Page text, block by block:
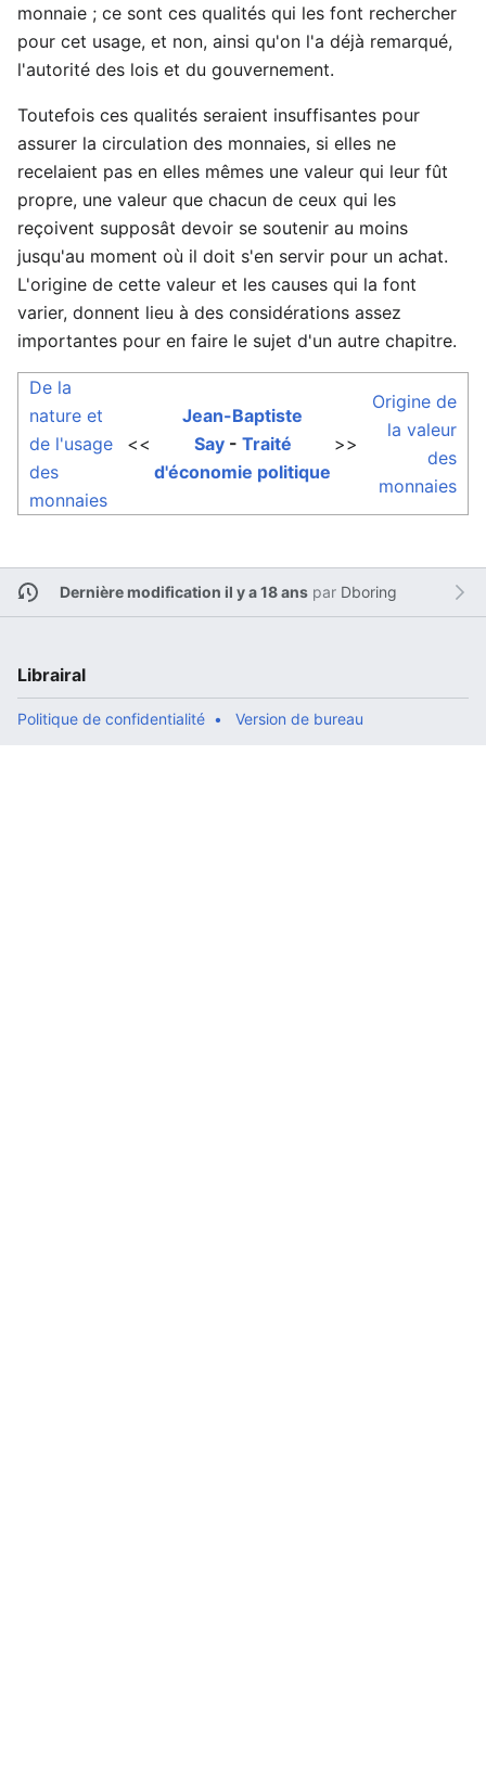
monnaie ; ce sont ces qualités qui les font rechercher
pour cet usage, et non, ainsi qu'on l'a déjà remarqué,
l'autorité des lois et du gouvernement.
Toutefois ces qualités seraient insuffisantes pour
assurer la circulation des monnaies, si elles ne
recelaient pas en elles mêmes une valeur qui leur fût
propre, une valeur que chacun de ceux qui les
reçoivent supposât devoir se soutenir au moins
jusqu'au moment où il doit s'en servir pour un achat.
L'origine de cette valeur et les causes qui la font
varier, donnent lieu à des considérations assez
importantes pour en faire le sujet d'un autre chapitre.
De la
nature et
de l'usage
des
monnaies
<<
Jean-Baptiste
Say- Traité
d'économie politique
>>
Origine de
la valeur
des
monnaies
Dernière modification il y a 18 anspar Dboring
Librairal
Politique de confidentialité Version de bureau